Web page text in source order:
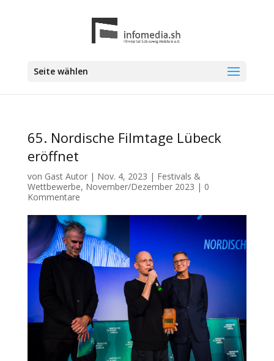
Seite wählen
65. Nordische Filmtage Lübeck
eröffnet
von Gast Autor| Nov. 4, 2023 | Festivals &
Wettbewerbe, November/Dezember 2023 | 0
Kommentare